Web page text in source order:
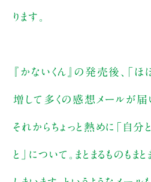
ります。
『かないくん』の発売後、「ほ
増して多くの感想メールが届
それからちょっと熱めに「自分
と」について。まとまるものもま